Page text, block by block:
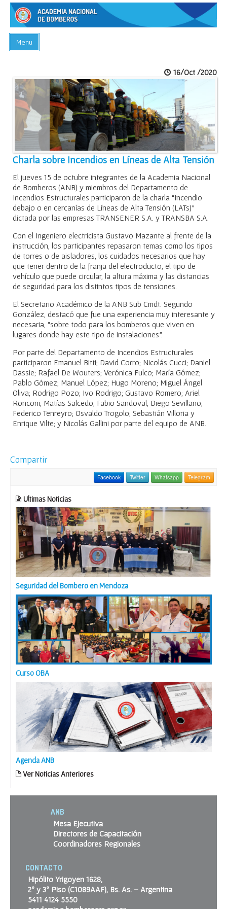
Menu
ACADEMIA
PREGUNTAS FRECUENTES
BIBLIOTECA
EVENTOS
CONTACTO
16/Oct /2020
Charla sobre Incendios en Líneas de Alta Tensión
El jueves 15 de octubre integrantes de la Academia Nacional
de Bomberos (ANB) y miembros del Departamento de
Incendios Estructurales participaron de la charla “Incendio
debajo o en cercanías de Líneas de Alta Tensión (LATs)”
dictada por las empresas TRANSENER S.A. y TRANSBA S.A.
Con el Ingeniero electricista Gustavo Mazante al frente de la
instrucción, los participantes repasaron temas como los tipos
de torres o de aisladores, los cuidados necesarios que hay
que tener dentro de la franja del electroducto, el tipo de
vehículo que puede circular, la altura máxima y las distancias
de seguridad para los distintos tipos de tensiones.
El Secretario Académico de la ANB Sub Cmdt. Segundo
González, destacó que fue una experiencia muy interesante y
necesaria, “sobre todo para los bomberos que viven en
lugares donde hay este tipo de instalaciones”.
Por parte del Departamento de Incendios Estructurales
participaron Emanuel Bitti; David Corro; Nicolás Cucci; Daniel
Dassie; Rafael De Wouters; Verónica Fulco; María Gómez;
Pablo Gómez; Manuel López; Hugo Moreno; Miguel Ángel
Oliva; Rodrigo Pozo; Ivo Rodrigo; Gustavo Romero; Ariel
Ronconi; Matías Salcedo; Fabio Sandoval; Diego Sevillano;
Federico Tenreyro; Osvaldo Trogolo; Sebastián Villoria y
Enrique Vilte; y Nicolás Gallini por parte del equipo de ANB.
Compartir
Facebook Twitter Whatsapp Telegram
Ultimas Noticias
Seguridad del Bombero en Mendoza
Curso OBA
Agenda ANB
Ver Noticias Anteriores
ANB
Mesa Ejecutiva
Directores de Capacitación
Coordinadores Regionales
CONTACTO
Hipólito Yrigoyen 1628,
2º y 3º Piso (C1089AAF), Bs. As. – Argentina
5411 4124 5550